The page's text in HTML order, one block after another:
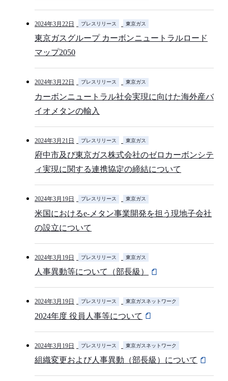
2024年3月22日 プレスリリース 東京ガス
東京ガスグループ カーボンニュートラルロード
マップ2050
2024年3月22日 プレスリリース 東京ガス
カーボンニュートラル社会実現に向けた海外産バ
イオメタンの輸入
2024年3月21日 プレスリリース 東京ガス
府中市及び東京ガス株式会社のゼロカーボンシテ
ィ実現に関する連携協定の締結について
2024年3月19日 プレスリリース 東京ガス
米国におけるe-メタン事業開発を担う現地子会社
の設立について
2024年3月19日 プレスリリース 東京ガス
人事異動等について（部長級）
2024年3月19日 プレスリリース 東京ガスネットワーク
2024年度 役員人事等について
2024年3月19日 プレスリリース 東京ガスネットワーク
組織変更および人事異動（部長級）について